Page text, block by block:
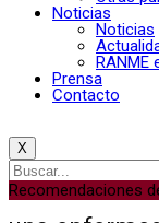
Noticias
Noticias
RANME
Prensa
Contacto
X
Recomendaciones